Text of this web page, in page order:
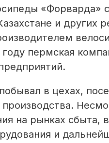
«Форварда»
и других
пермская
в цехах,
на рынках сбыта,
и